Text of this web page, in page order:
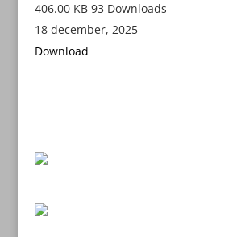
406.00 KB 93 Downloads
18 december, 2025
Download